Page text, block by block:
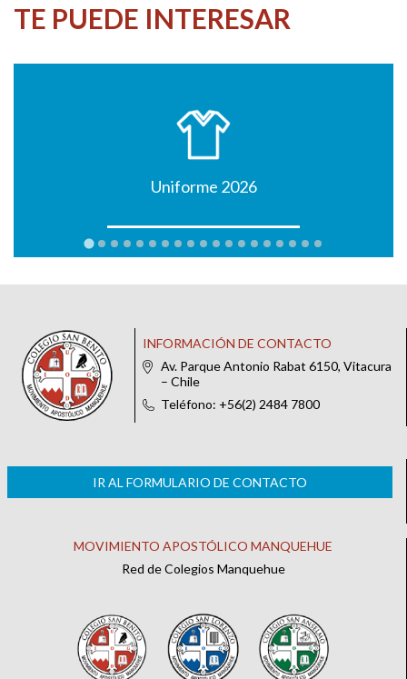
TE PUEDE INTERESAR
Uniforme 2026
INFORMACIÓN DE CONTACTO
Av. Parque Antonio Rabat 6150, Vitacura
– Chile
Teléfono: +56(2) 2484 7800
IR AL FORMULARIO DE CONTACTO
MOVIMIENTO APOSTÓLICO MANQUEHUE
Red de Colegios Manquehue